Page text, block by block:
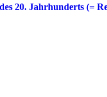
20. Jahrhunderts (=